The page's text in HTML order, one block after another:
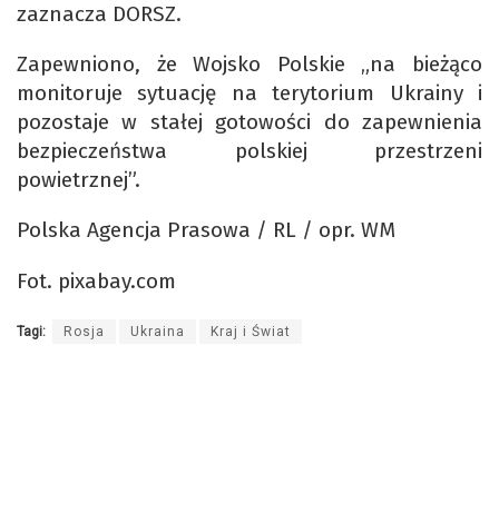
zaznacza DORSZ.
Zapewniono, że Wojsko Polskie „na bieżąco
monitoruje sytuację na terytorium Ukrainy i
pozostaje w stałej gotowości do zapewnienia
bezpieczeństwa polskiej przestrzeni
powietrznej”.
Polska Agencja Prasowa / RL / opr. WM
Fot. pixabay.com
Tagi: Rosja Ukraina Kraj i Świat